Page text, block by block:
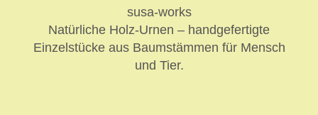
susa-works
Natürliche Holz-Urnen – handgefertigte
Einzelstücke aus Baumstämmen für Mensch
und Tier.